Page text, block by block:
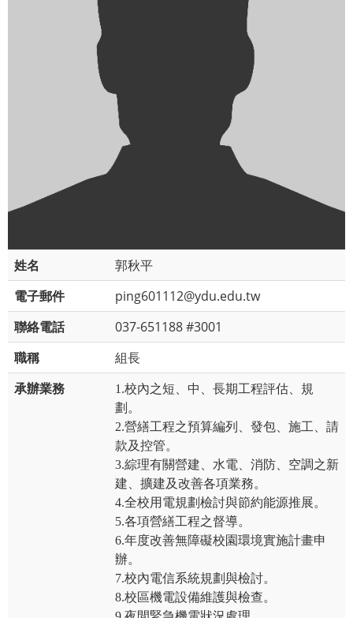
姓名
郭秋平
電子郵件
ping601112@ydu.edu.tw
聯絡電話
037-651188 #3001
職稱
組長
承辦業務
1.校內之短、中、長期工程評估、規
劃。
2.營繕工程之預算編列、發包、施工、請
款及控管。
3.綜理有關營建、水電、消防、空調之新
建、擴建及改善各項業務。
4.全校用電規劃檢討與節約能源推展。
5.各項營繕工程之督導。
6.年度改善無障礙校園環境實施計畫申
辦。
7.校內電信系統規劃與檢討。
8.校區機電設備維護與檢查。